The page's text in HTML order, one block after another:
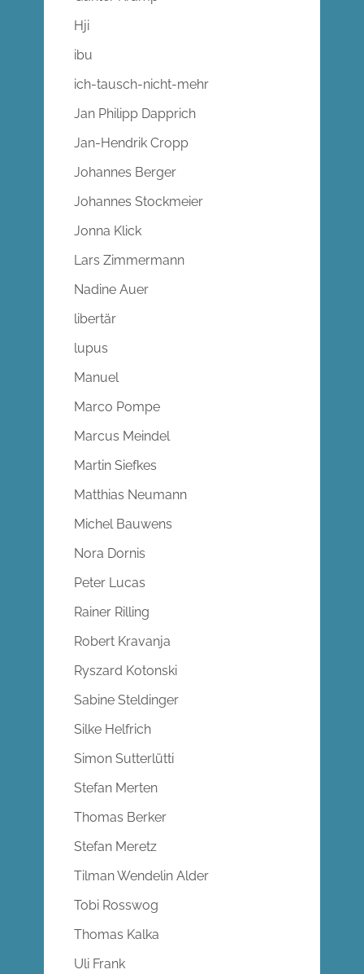
Hji
ibu
ich-tausch-nicht-mehr
Jan Philipp Dapprich
Jan-Hendrik Cropp
Johannes Berger
Johannes Stockmeier
Jonna Klick
Lars Zimmermann
Nadine Auer
libertär
lupus
Manuel
Marco Pompe
Marcus Meindel
Martin Siefkes
Matthias Neumann
Michel Bauwens
Nora Dornis
Peter Lucas
Rainer Rilling
Robert Kravanja
Ryszard Kotonski
Sabine Steldinger
Silke Helfrich
Simon Sutterlütti
Stefan Merten
Thomas Berker
Stefan Meretz
Tilman Wendelin Alder
Tobi Rosswog
Thomas Kalka
Uli Frank